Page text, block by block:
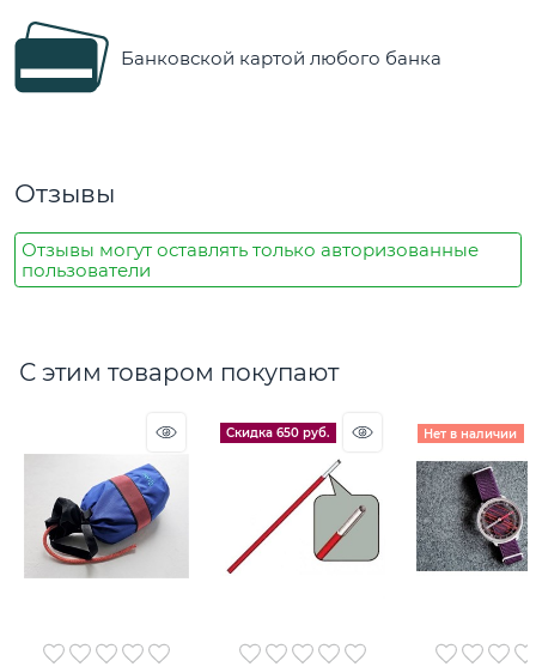
Банковской картой любого банка
Отзывы
Отзывы могут оставлять только авторизованные
пользователи
С этим товаром покупают
Скидка 650 руб. Нет в наличии